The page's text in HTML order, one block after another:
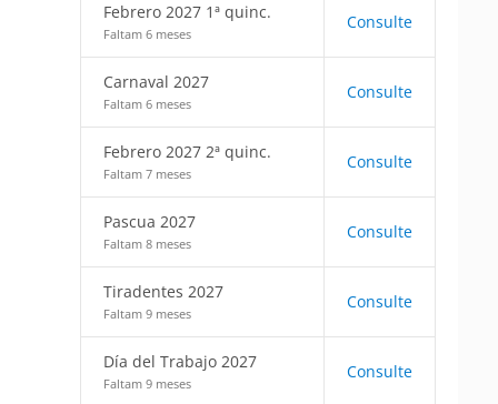
Febrero 2027 1ª quinc.
Faltam 6 meses
Consulte
Carnaval 2027
Faltam 6 meses
Consulte
Febrero 2027 2ª quinc.
Faltam 7 meses
Consulte
Pascua 2027
Faltam 8 meses
Consulte
Tiradentes 2027
Faltam 9 meses
Consulte
Día del Trabajo 2027
Faltam 9 meses
Consulte